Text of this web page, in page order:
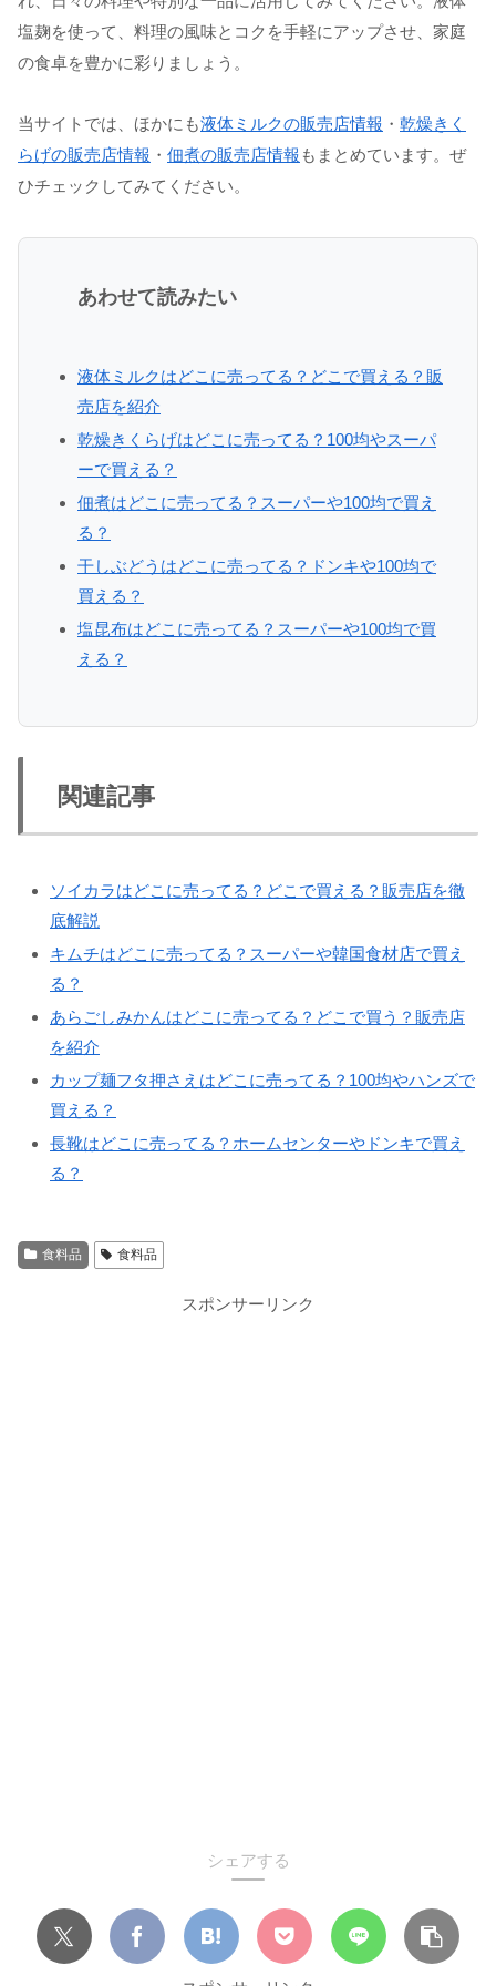
塩麹を使って、料理の風味とコクを手軽にアップさせ、家庭
の食卓を豊かに彩りましょう。
当サイトでは、ほかにも液体ミルクの販売店情報 ・ 乾燥きく
らげの販売店情報 ・ 佃煮の販売店情報 もまとめています。ぜ
ひチェックしてみてください。
あわせて読みたい
液体ミルクはどこに売ってる？どこで買える？販
売店を紹介
乾燥きくらげはどこに売ってる？100均やスーパ
ーで買える？
佃煮はどこに売ってる？スーパーや100均で買え
る？
干しぶどうはどこに売ってる？ドンキや100均で
買える？
塩昆布はどこに売ってる？スーパーや100均で買
える？
関連記事
ソイカラはどこに売ってる？どこで買える？販売店を徹
底解説
キムチはどこに売ってる？スーパーや韓国食材店で買え
る？
あらごしみかんはどこに売ってる？どこで買う？販売店
を紹介
カップ麺フタ押さえはどこに売ってる？100均やハンズで
買える？
長靴はどこに売ってる？ホームセンターやドンキで買え
る？
食料品 食料品
スポンサーリンク
シェアする